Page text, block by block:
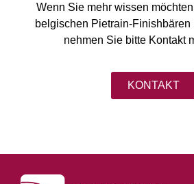
Wenn Sie mehr wissen
belgischen Pietrain-Finishbären
nehmen Sie bitte Kontakt
KONTAKT